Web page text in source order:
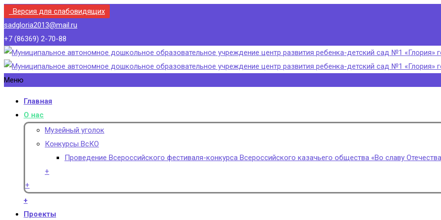
Версия для слабовидящих
sadgloria2013@mail.ru
+7 (86369) 2-70-88
Меню
Главная
О нас
Музейный уголок
Конкурсы ВсКО
Проведение Всероссийского фестиваля-конкурса Всероссийского казачьего общества «Во славу
+
+
+
Проекты